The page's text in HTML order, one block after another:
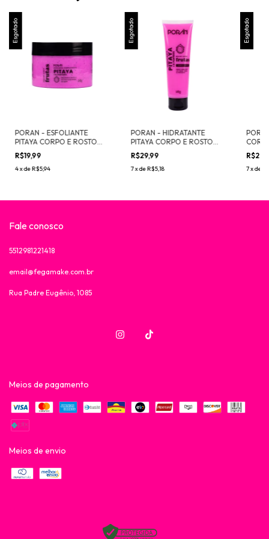
Esgotado
PORAN - ESFOLIANTE
PITAYA CORPO E ROSTO
240G
R$19,99
4xdeR$5,94
Esgotado
PORAN - HIDRATANTE
PITAYA CORPO E ROSTO
145G
R$29,99
7xdeR$5,18
Esgotado
7xde
Fale conosco
5512981221418
email@fegamake.com.br
Rua Padre Eugênio, 1085
Meios de pagamento
Meios de envio